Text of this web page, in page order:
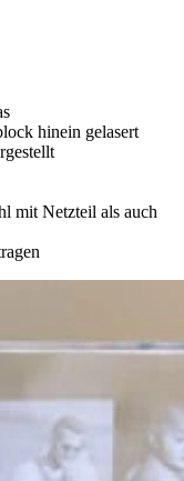
hinein gelasert
mit Netzteil als auch